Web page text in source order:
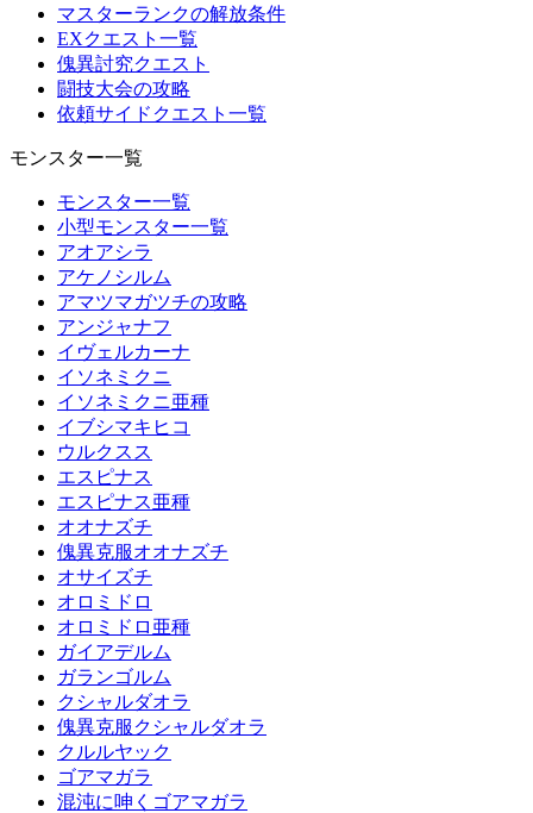
マスターランクの解放条件
EXクエスト一覧
傀異討究クエスト
闘技大会の攻略
依頼サイドクエスト一覧
モンスター一覧
モンスター一覧
小型モンスター一覧
アオアシラ
アケノシルム
アマツマガツチの攻略
アンジャナフ
イヴェルカーナ
イソネミクニ
イソネミクニ亜種
イブシマキヒコ
ウルクスス
エスピナス
エスピナス亜種
オオナズチ
傀異克服オオナズチ
オサイズチ
オロミドロ
オロミドロ亜種
ガイアデルム
ガランゴルム
クシャルダオラ
傀異克服クシャルダオラ
クルルヤック
ゴアマガラ
混沌に呻くゴアマガラ